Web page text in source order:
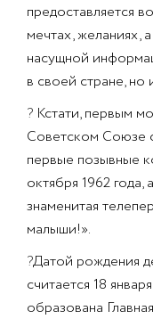
предоставляется
мечтах, желаниях,
насущной
в своей стране,
? Кстати, первым
Советском Союзе
первые позывные
октября 1962
знаменитая
малыши!».
?Датой рождения
считается 18
образована